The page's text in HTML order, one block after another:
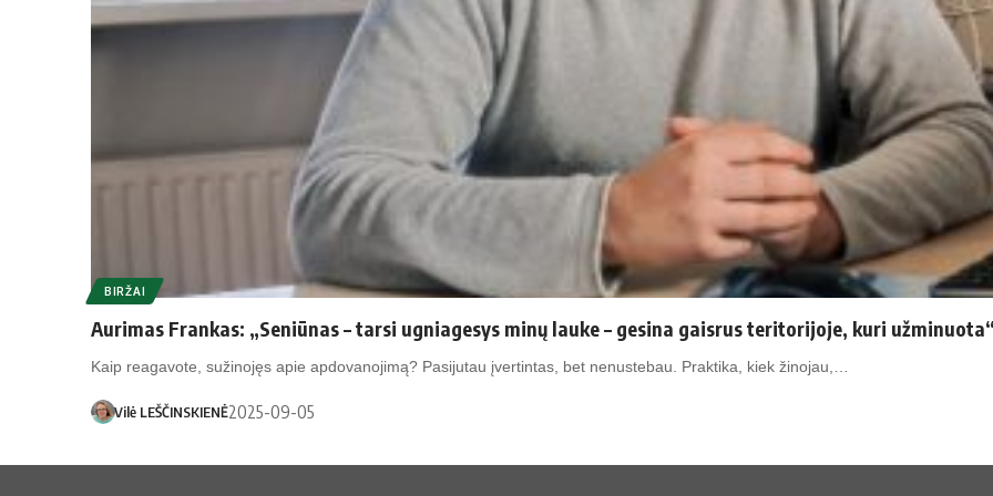
BIRŽAI
Aurimas Frankas: „Seniūnas – tarsi ugniagesys minų lauke – gesina gaisrus teritorijoje, kuri
Kaip reagavote, sužinojęs apie apdovanojimą? Pasijutau įvertintas, bet nenustebau. Praktika, kiek žinojau,…
Vilė LEŠČINSKIENĖ2025-09-05